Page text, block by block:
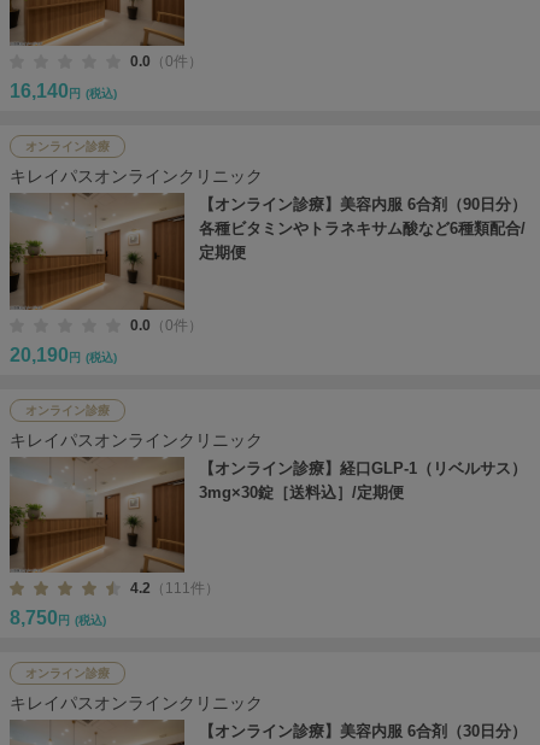
0.0 （0件）
16,140 円 (税込)
オンライン診療
キレイパスオンラインクリニック
【オンライン診療】美容内服 6合剤（90日分）
各種ビタミンやトラネキサム酸など6種類配合/
定期便
0.0 （0件）
20,190 円 (税込)
オンライン診療
キレイパスオンラインクリニック
【オンライン診療】経口GLP-1（リベルサス）
3mg×30錠［送料込］/定期便
4.2 （111件）
8,750 円 (税込)
オンライン診療
キレイパスオンラインクリニック
【オンライン診療】美容内服 6合剤（30日分）